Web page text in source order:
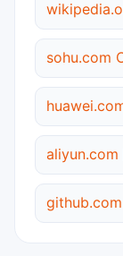
github.com